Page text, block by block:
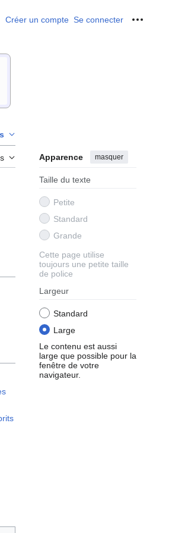
Créer un compte Se connecter Outils
Apparence masquer
Taille du texte
Petite
Standard
Grande
Cette page utilise
toujours une petite taille
de police
Largeur
Standard
Large
Le contenu est aussi
large que possible pour la
fenêtre de votre
navigateur.